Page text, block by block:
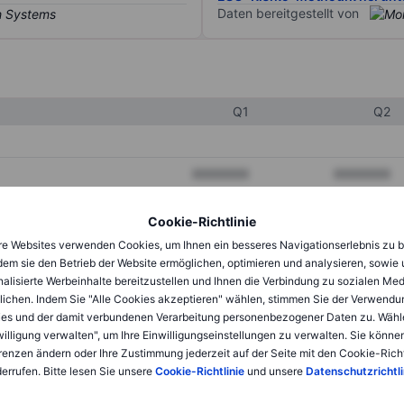
Cookie-Richtlinie
Websites verwenden Cookies, um Ihnen ein besseres Navigationserlebnis zu
sie den Betrieb der Website ermöglichen, optimieren und analysieren, sowie
Werbeinhalte bereitzustellen und Ihnen die Verbindung zu sozialen
Indem Sie "Alle Cookies akzeptieren" wählen, stimmen Sie der
und der damit verbundenen Verarbeitung personenbezogener Daten zu.
verwalten", um Ihre Einwilligungseinstellungen zu verwalten. Sie
ändern oder Ihre Zustimmung jederzeit auf der Seite mit den Cookie-
Bitte lesen Sie unsere Cookie-Richtlinieund unsere
Daten bereitgestellt von
Q1 Q2
XXXXXXX XXXXXXX
XXXXXXX XXXXXXX
XXXXXXX XXXXXXX